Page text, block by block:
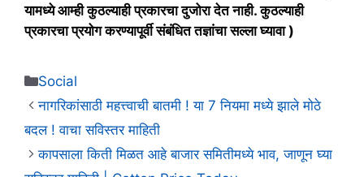
यामध्ये आम्ही कुठल्याही प्रकारचा दुजोरा देत नाही. कुठल्याही
प्रकारचा प्रयोग करण्यापूर्वी संबंधित तज्ञांचा सल्ला घ्यावा )
Categories
Social
नागरिकांसाठी महत्त्वाची बातमी ! या 7 नियमा मध्ये झाले मोठे
बदल ! वाचा सविस्तर माहिती
कापसाला किती मिळत आहे बाजार समितीमध्ये भाव, जाणून घ्या